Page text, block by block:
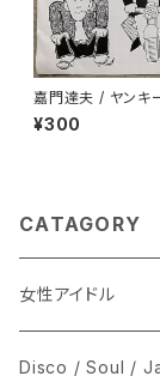
嘉門達夫 / ヤンキ
のうた
¥300
CATAGORY
女性アイドル
シングル盤
Disco / Soul /